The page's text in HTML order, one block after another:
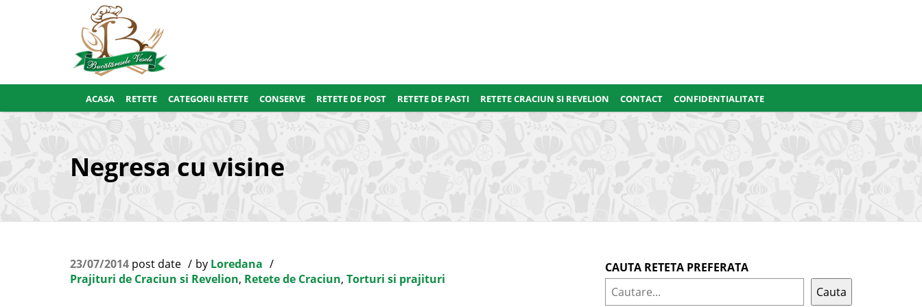
ACASA RETETE CATEGORII RETETE CONSERVE RETETE DE POST RETETE DE PASTI RETETE CRACIUN SI REVELION CONTACT CONFIDENTIALITATE
Negresa cu visine
23/07/2014 post date by Loredana
Prajituri de Craciun si Revelion, Retete de Craciun, Torturi si prajituri
CAUTA RETETA PREFERATA
Cauta